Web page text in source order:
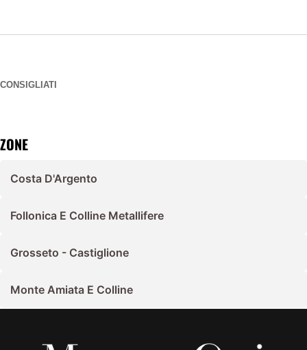
CONSIGLIATI
ZONE
Costa D'Argento
Follonica E Colline Metallifere
Grosseto - Castiglione
Monte Amiata E Colline